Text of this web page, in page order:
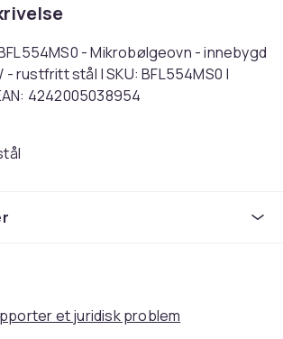
- Mikrobølgeovn - innebygd
- rustfritt stål | SKU: BFL554MS0 |
4242005038954
et juridisk problem